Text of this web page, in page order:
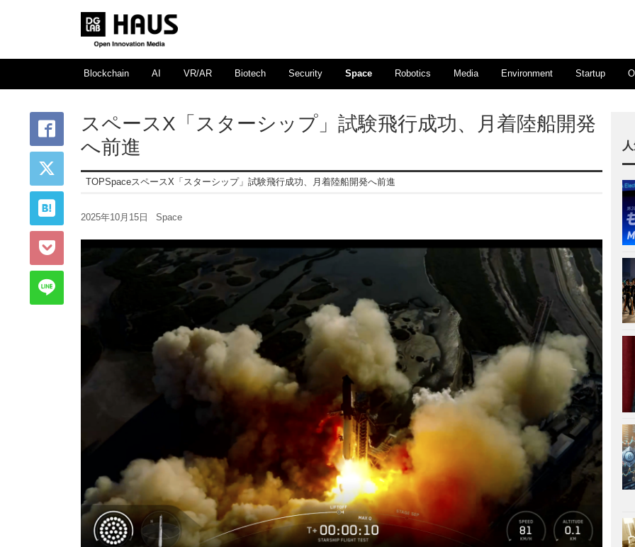
Blockchain AI VR/AR Biotech Security Space Robotics Media Environment Startup
スペースX「スターシップ」試験飛行成功、月着陸船開発
へ前進
TOPSpaceスペースX「スターシップ」試験飛行成功、月着陸船開発へ前進
2025年10月15日 Space